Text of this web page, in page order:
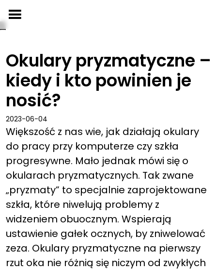
do
treści
Okulary pryzmatyczne –
kiedy i kto powinien je
nosić?
2023-06-04
Większość z nas wie, jak działają okulary
do pracy przy komputerze czy szkła
progresywne. Mało jednak mówi się o
okularach pryzmatycznych. Tak zwane
„pryzmaty” to specjalnie zaprojektowane
szkła, które niwelują problemy z
widzeniem obuocznym. Wspierają
ustawienie gałek ocznych, by zniwelować
zeza. Okulary pryzmatyczne na pierwszy
rzut oka nie różnią się niczym od zwykłych